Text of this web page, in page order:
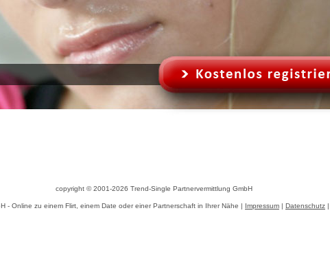
copyright © 2001-2026 Trend-Single Partnervermittlung GmbH
- Online zu einem Flirt, einem Date oder einer Partnerschaft in Ihrer Nähe | Impressum | Datenschutz |